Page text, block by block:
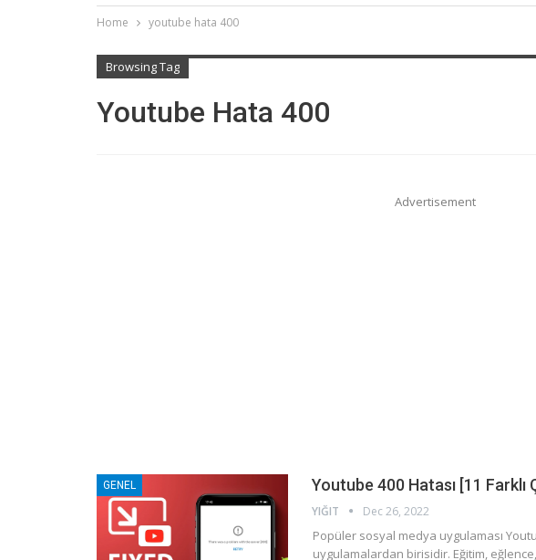
Home youtube hata 400
Browsing Tag
Youtube Hata 400
Advertisement
GENEL Youtube 400 Hatası [11 Farklı
YIĞIT Dec 26, 2022
Popüler sosyal medya uygulaması
uygulamalardan birisidir. Eğitim,